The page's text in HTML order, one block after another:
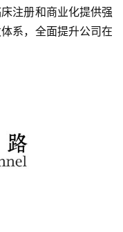
注册和商业化提供强
系，全面提升公司在